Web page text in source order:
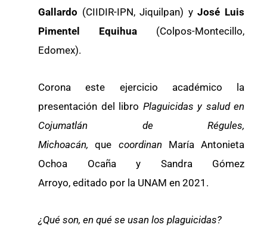
Gallardo (CIIDIR-IPN, Jiquilpan) yJosé Luis
Pimentel Equihua (Colpos-Montecillo,
Edomex).
Corona este ejercicio académico la
presentación del libro Plaguicidas y salud en
Cojumatlán de Régules,
Michoacán,que coordinan María Antonieta
Ochoa Ocaña y Sandra Gómez
Arroyo, editado por la UNAM en 2021.
¿Qué son, en qué se usan los plaguicidas?